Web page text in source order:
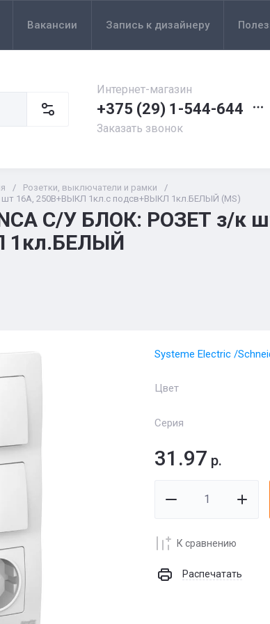
Вакансии Запись к дизайнеру
Интернет-магазин
+375 (29) 1-544-644
Заказать звонок
/ Розетки, выключатели и рамки
/
шт 16А, 250В+ВЫКЛ 1кл.с подсв+ВЫКЛ 1кл.БЕЛЫЙ (MS)
С/У БЛОК: РОЗЕТ з/к
1кл.БЕЛЫЙ
Systeme Electric /
Цвет
Серия
31.97 р.
К сравнению
Распечатать